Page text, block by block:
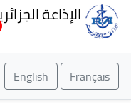
الإذاعة الجزائرية
Français
English